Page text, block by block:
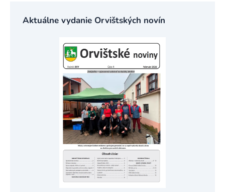
Aktuálne vydanie Orvištských novín